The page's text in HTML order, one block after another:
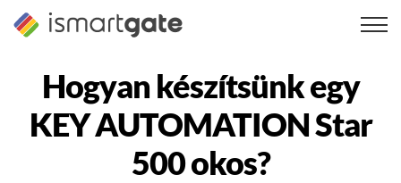
Ugrás
Hogyan készítsünk egy
KEY AUTOMATION Star
500okos?